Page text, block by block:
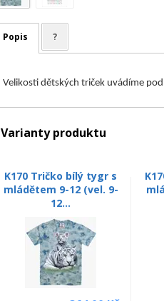
Popis ?
Velikosti dětských triček uvádíme
Varianty produktu
K170 Tričko bílý tygr s
mládětem 9-12 (vel. 9-
12...